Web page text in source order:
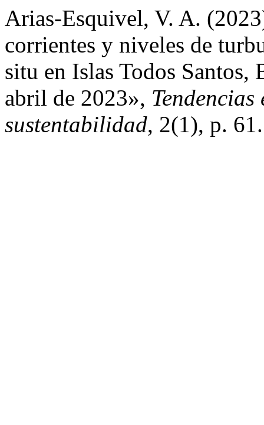
Arias-Esquivel, V. A.
corrientes y niveles de
situ en Islas Todos
abril de 2023»,
sustentabilidad, 2(1), p.